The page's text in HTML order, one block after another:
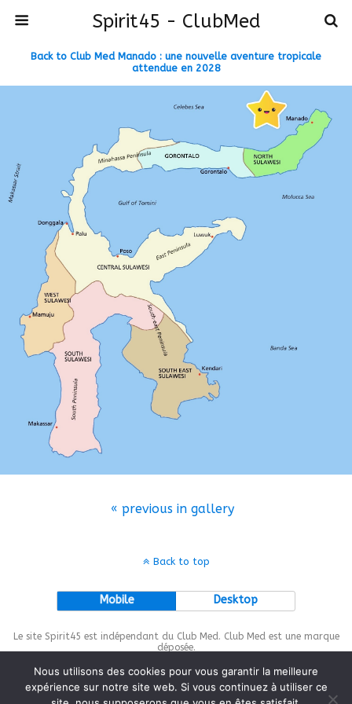
Spirit45 - ClubMed
Back to Club Med Manado : une nouvelle aventure tropicale
attendue en 2028
« previous in gallery
Back to top
Mobile Desktop
Le site Spirit45 est indépendant du Club Med. Club Med est une marque
déposée.
Nous utilisons des cookies pour vous garantir la meilleure
expérience sur notre site web. Si vous continuez à utiliser ce